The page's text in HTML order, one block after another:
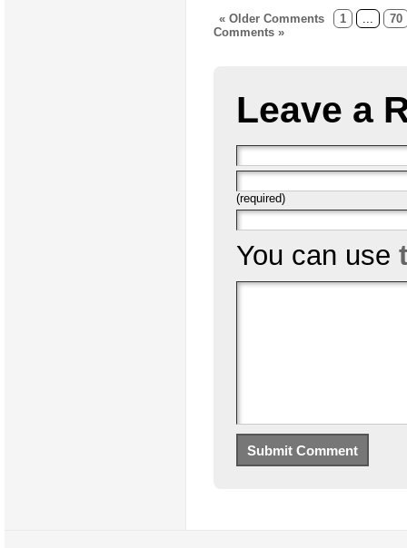
« Older Comments 1 ...
70
Comments »
Leave a
(required)
You can use